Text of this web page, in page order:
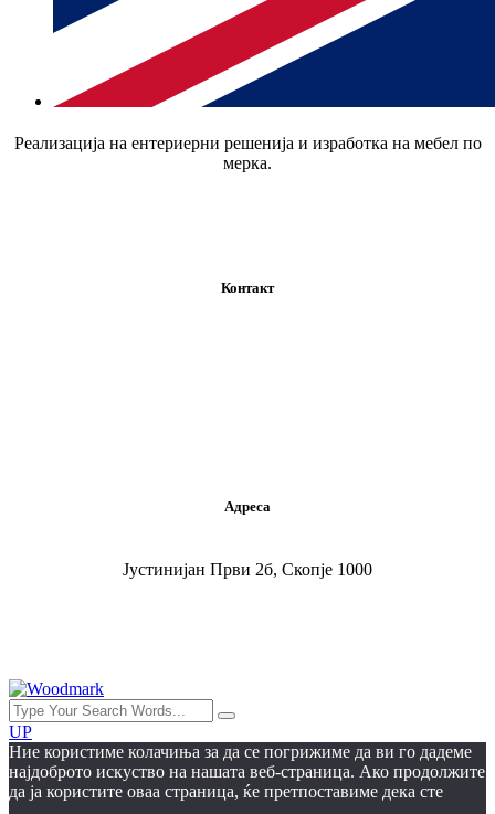
Реализација на ентериерни решенија и изработка на мебел по
мерка.
Контакт
Адреса
Јустинијан Први 2б, Скопје 1000
UP
Ние користиме колачиња за да се погрижиме да ви го дадеме
најдоброто искуство на нашата веб-страница. Ако продолжите
да ја користите оваа страница, ќе претпоставиме дека сте